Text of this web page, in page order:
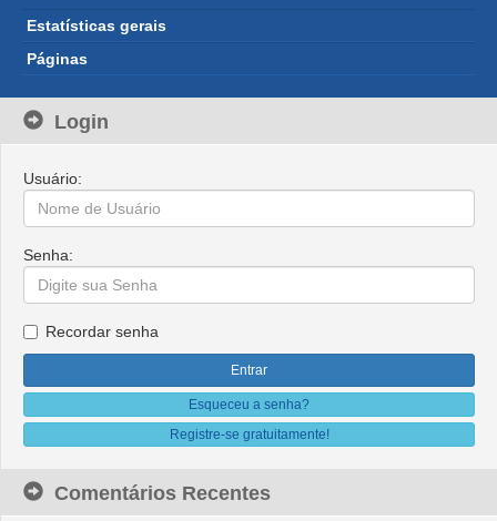
Estatísticas gerais
Páginas
Login
Usuário:
Senha:
Recordar senha
Esqueceu a senha?
Registre-se gratuitamente!
Comentários Recentes